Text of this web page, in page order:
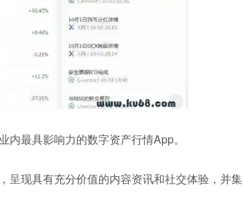
最具影响力的数字资产行情App。
呈现具有充分价值的内容资讯和社交体验，并集